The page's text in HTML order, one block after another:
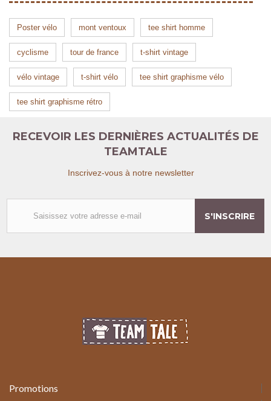
Poster vélo mont ventoux tee shirt homme
cyclisme tour de france t-shirt vintage
vélo vintage t-shirt vélo tee shirt graphisme vélo
tee shirt graphisme rétro
RECEVOIR LES DERNIÈRES ACTUALITÉS DE
TEAMTALE
Inscrivez-vous à notre newsletter
S'INSCRIRE
Promotions